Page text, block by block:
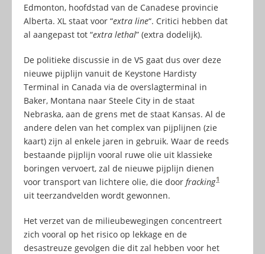
Edmonton, hoofdstad van de Canadese provincie
Alberta. XL staat voor “extra line“. Critici hebben dat
al aangepast tot “extra lethal” (extra dodelijk).
De politieke discussie in de VS gaat dus over deze
nieuwe pijplijn vanuit de Keystone Hardisty
Terminal in Canada via de overslagterminal in
Baker, Montana naar Steele City in de staat
Nebraska, aan de grens met de staat Kansas. Al de
andere delen van het complex van pijplijnen (zie
kaart) zijn al enkele jaren in gebruik. Waar de reeds
bestaande pijplijn vooral ruwe olie uit klassieke
boringen vervoert, zal de nieuwe pijplijn dienen
voor transport van lichtere olie, die door fracking1
uit teerzandvelden wordt gewonnen.
Het verzet van de milieubewegingen concentreert
zich vooral op het risico op lekkage en de
desastreuze gevolgen die dit zal hebben voor het